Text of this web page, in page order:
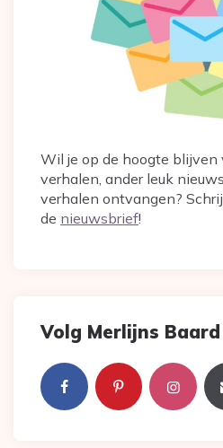
Wil je op de hoogte blijven
verhalen, ander leuk
verhalen ontvangen?
de nieuwsbrief!
Volg Merlijns Baard